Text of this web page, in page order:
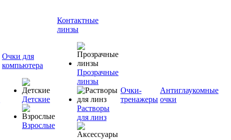
Очки для
компьютера
Детские
Взрослые
Контактные
линзы
Прозрачные
линзы
Растворы
для линз
Очки-
тренажеры
Антиглаукомные
очки